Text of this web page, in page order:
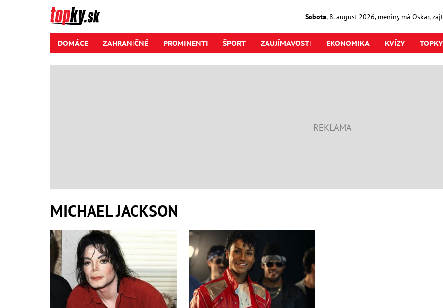
Sobota, 8. august2026, meniny má Oskar,
DOMÁCE ZAHRANIČNÉ PROMINENTI ŠPORT ZAUJÍMAVOSTI EKONOMIKA KVÍZY
MICHAEL JACKSON